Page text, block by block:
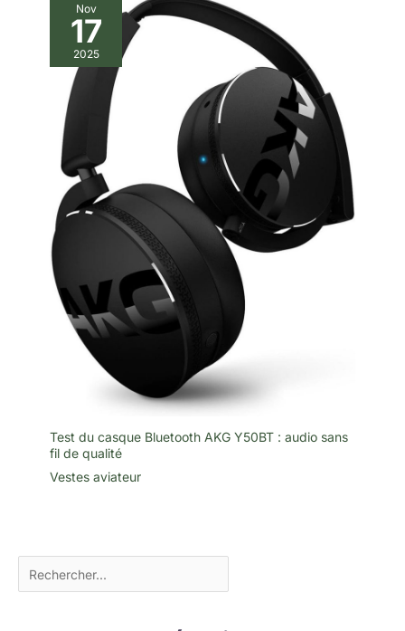
Nov
17
2025
Test du casque Bluetooth AKG Y50BT : audio sans
fil de qualité
Vestes aviateur